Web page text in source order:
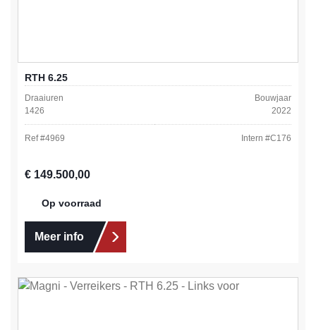
RTH 6.25
Draaiuren
1426
Bouwjaar
2022
Ref #4969 Intern #C176
Normale prijs:
€ 149.500,00
Op voorraad
Meer info